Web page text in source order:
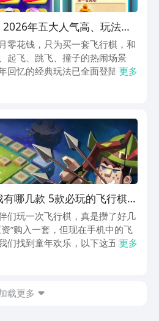
年五大人气高、玩法耐
棋小游戏
零花钱，只为买一套飞行棋，和
起飞、跳飞、撞子的热闹场景
回忆的经典玩法已全面登陆手机
，在保留核心规则的基础上，融
更多
哪几款 5款必玩的飞行棋小
们玩一次飞行棋，真是攒了好几
”购入一套，但现在手机中的飞
们找到童年欢乐，以下这五款飞
变哦，通过九游APP还能免费下
更多
载更多